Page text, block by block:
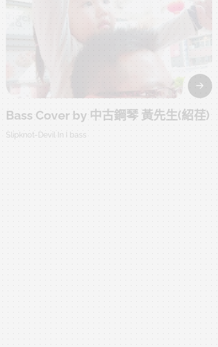
Bass Cover by 中古鋼琴 黃先生(紹荏)
Slipknot-Devil In I bass
2018年10月12日 14:00:00
Bass Cover by 中古鋼琴 黃先生(紹荏)